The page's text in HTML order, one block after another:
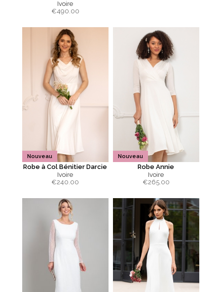
Ivoire
€490.00
Nouveau
Robe à Col Bénitier Darcie
Ivoire
€240.00
Nouveau
Robe Annie
Ivoire
€265.00